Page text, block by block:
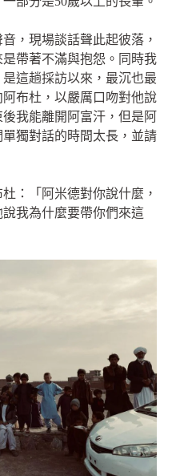
，現場談話聲此起彼落，
帶著不滿與抱怨。同時我
這趟採訪以來，最沉也最
布杜，以嚴厲口吻對他說
我能離開阿富汗，但是阿
獨對話的時間太長，並請
：「阿米德對你說什麼，
我為什麼要帶你們來這